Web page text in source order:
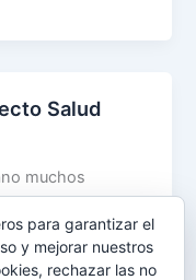
Salud
muchos
llevo más de
para garantizar el
y mejorar nuestros
rechazar las no